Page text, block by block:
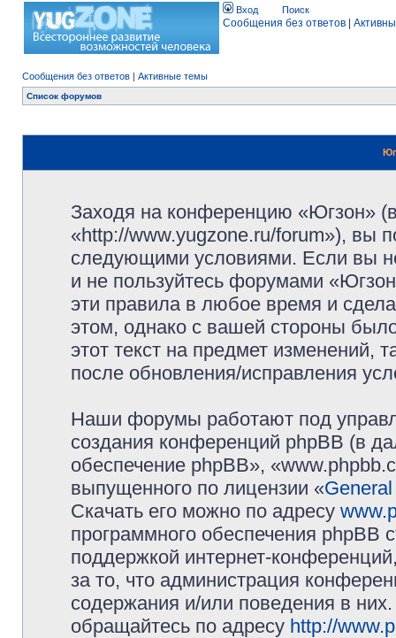
Вход Поиск
Сообщения без ответов
Сообщения без ответов | Активные темы
Список форумов
Заходя на конференцию «Югзон»
«http://www.yugzone.ru/forum»), вы
следующими условиями. Если вы
и не пользуйтесь форумами
эти правила в любое время и
этом, однако с вашей стороны
этот текст на предмет изменений,
после обновления/исправления
Наши форумы работают под
создания конференций phpBB (в
обеспечение phpBB»,
выпущенного по лицензии «
Скачать его можно по адресу
программного обеспечения phpBB
поддержкой интернет-
за то, что администрация
содержания и/или поведения в
обращайтесь по адресу http://